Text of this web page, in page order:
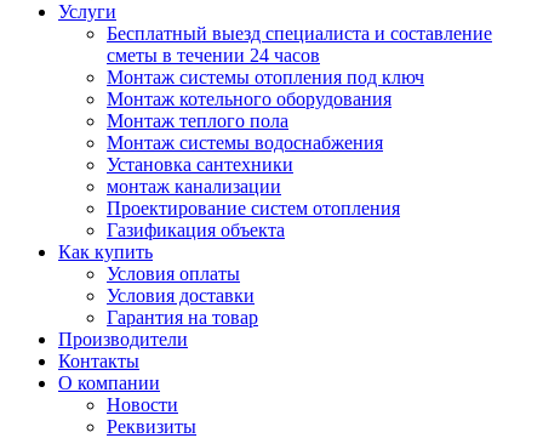
Услуги
Бесплатный выезд специалиста и составление
сметы в течении 24 часов
Монтаж системы отопления под ключ
Монтаж котельного оборудования
Монтаж теплого пола
Монтаж системы водоснабжения
Установка сантехники
монтаж канализации
Проектирование систем отопления
Газификация объекта
Как купить
Условия оплаты
Условия доставки
Гарантия на товар
Производители
Контакты
О компании
Новости
Реквизиты